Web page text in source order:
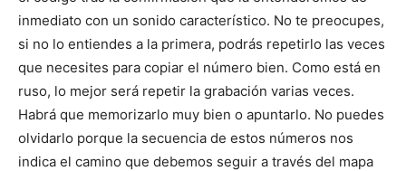
inmediato con un sonido característico. No te preocupes,
si no lo entiendes a la primera, podrás repetirlo las veces
que necesites para copiar el número bien. Como está en
ruso, lo mejor será repetir la grabación varias veces.
Habrá que memorizarlo muy bien o apuntarlo. No puedes
olvidarlo porque la secuencia de estos números nos
indica el camino que debemos seguir a través del mapa